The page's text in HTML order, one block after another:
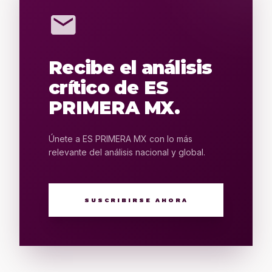
mail
Recibe el análisis
crítico de ES
PRIMERA MX.
Únete a ES PRIMERA MX con lo más
relevante del análisis nacional y global.
SUSCRIBIRSE AHORA